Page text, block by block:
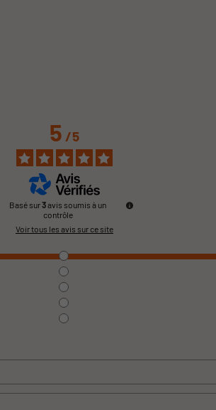
5/5
Basé sur3avis soumis à un
contrôle
Voir tous les avis sur ce site